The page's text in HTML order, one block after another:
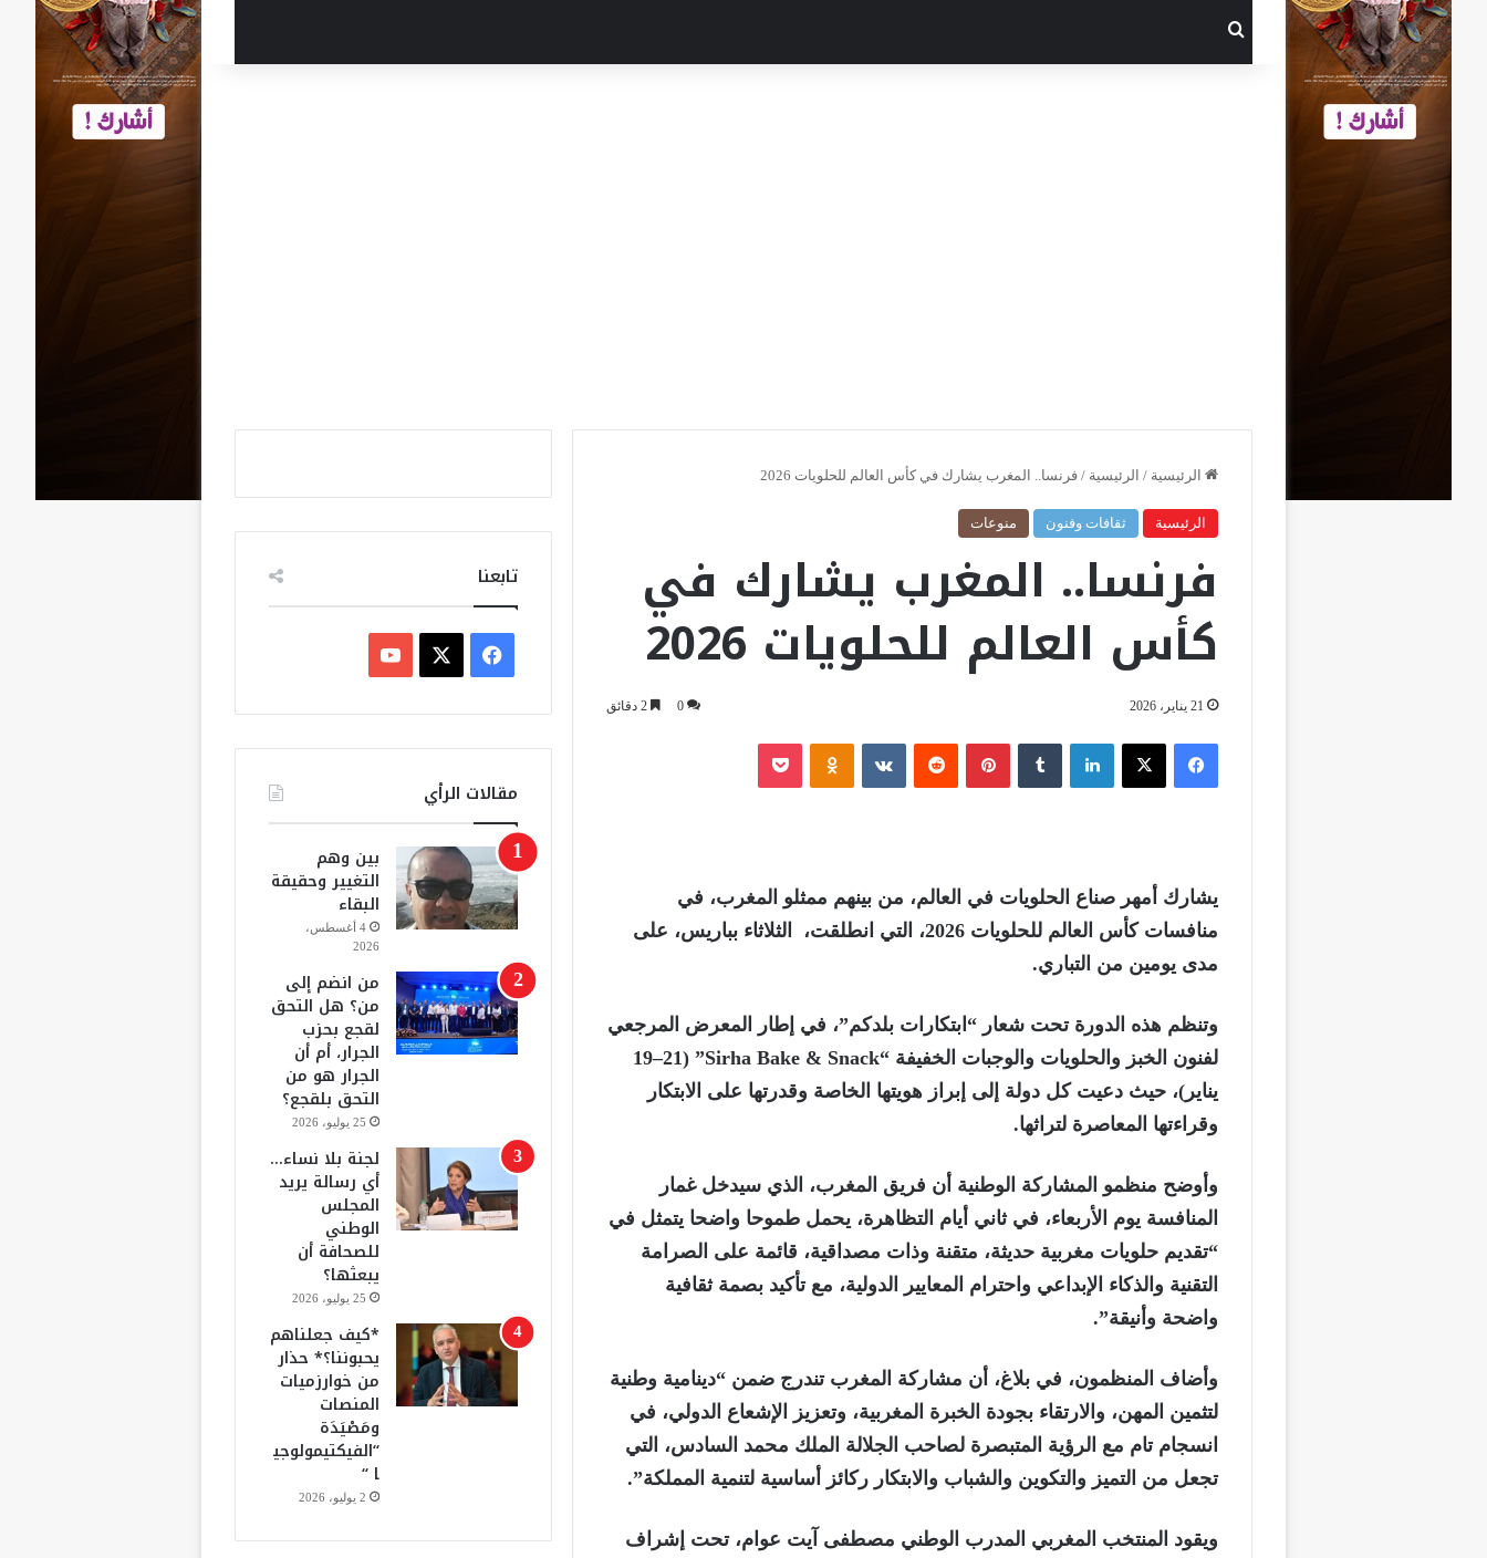
الرئيسية / الرئيسية / فرنسا.. المغرب يشارك في كأس العالم للحلويات 2026
الرئيسية ثقافات وفنون منوعات
فرنسا.. المغرب يشارك في
كأس العالم للحلويات 2026
21 يناير، 2026 0 2 دقائق
فيسبوك ‫X لينكدإن بينتيريست
يشارك أمهر صناع الحلويات في العالم، من بينهم ممثلو المغرب، في
منافسات كأس العالم للحلويات 2026، التي انطلقت، الثلاثاء بباريس، على
مدى يومين من التباري.
وتنظم هذه الدورة تحت شعار “ابتكارات بلدكم”، في إطار المعرض المرجعي
لفنون الخبز والحلويات والوجبات الخفيفة “Sirha Bake & Snack” (19–21
يناير)، حيث دعيت كل دولة إلى إبراز هويتها الخاصة وقدرتها على الابتكار
وقراءتها المعاصرة لتراثها.
وأوضح منظمو المشاركة الوطنية أن فريق المغرب، الذي سيدخل غمار
المنافسة يوم الأربعاء، في ثاني أيام التظاهرة، يحمل طموحا واضحا يتمثل في
“تقديم حلويات مغربية حديثة، متقنة وذات مصداقية، قائمة على الصرامة
التقنية والذكاء الإبداعي واحترام المعايير الدولية، مع تأكيد بصمة ثقافية
واضحة وأنيقة”.
وأضاف المنظمون، في بلاغ، أن مشاركة المغرب تندرج ضمن “دينامية وطنية
لتثمين المهن، والارتقاء بجودة الخبرة المغربية، وتعزيز الإشعاع الدولي، في
انسجام تام مع الرؤية المتبصرة لصاحب الجلالة الملك محمد السادس، التي
تجعل من التميز والتكوين والشباب والابتكار ركائز أساسية لتنمية المملكة”.
ويقود المنتخب المغربي المدرب الوطني مصطفى آيت عوام، تحت إشراف
تابعنا
س
ب
ك
o
u
b
مقالات الرأي
بين وهم
التغيير وحقيقة
البقاء
4 أغسطس،
2026
من انضم إلى
من؟ هل التحق
لقجع بحزب
الجرار، أم أن
الجرار هو من
التحق بلقجع؟
25 يوليو، 2026
لجنة بلا نساء…
أي رسالة يريد
المجلس
الوطني
للصحافة أن
يبعثها؟
25 يوليو، 2026
*كيف جعلناهم
يحبوننا؟* حذار
من خوارزميات
المنصات
ومَصْيَدَة
“الفيكتيمولوجي
ا “
2 يوليو، 2026